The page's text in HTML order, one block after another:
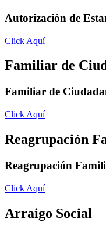
Autorización de
Click Aquí
Familiar de
Familiar de
Click Aquí
Reagrupación
Reagrupación
Click Aquí
Arraigo Social